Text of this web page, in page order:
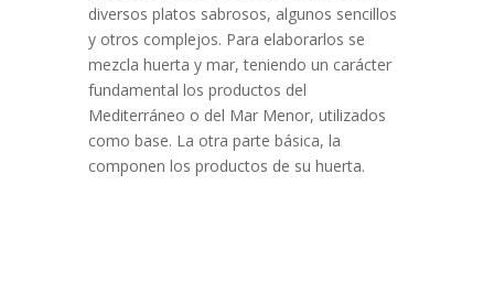
diversos platos sabrosos, algunos sencillos
y otros complejos. Para elaborarlos se
mezcla huerta y mar, teniendo un carácter
fundamental los productos del
Mediterráneo o del Mar Menor, utilizados
como base. La otra parte básica, la
componen los productos de su huerta.